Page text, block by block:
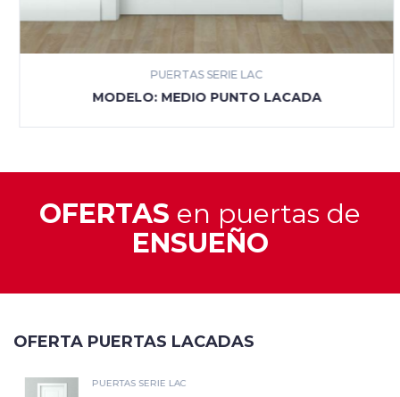
PUERTAS SERIE LAC
MODELO: MEDIO PUNTO LACADA
MÁS INFORMACIÓN
OFERTAS en puertas de
ENSUEÑO
OFERTA PUERTAS LACADAS
PUERTAS SERIE LAC